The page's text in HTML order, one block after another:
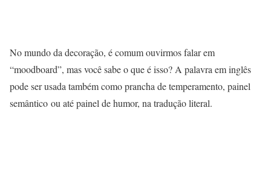
No mundo da decoração, é comum ouvirmos falar em
“moodboard”, mas você sabe o que é isso? A palavra em inglês
pode ser usada também como prancha de temperamento, painel
semântico ou até painel de humor, na tradução literal.